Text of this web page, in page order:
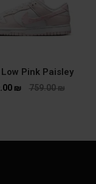
Pink Paisley
759.00₪
₪